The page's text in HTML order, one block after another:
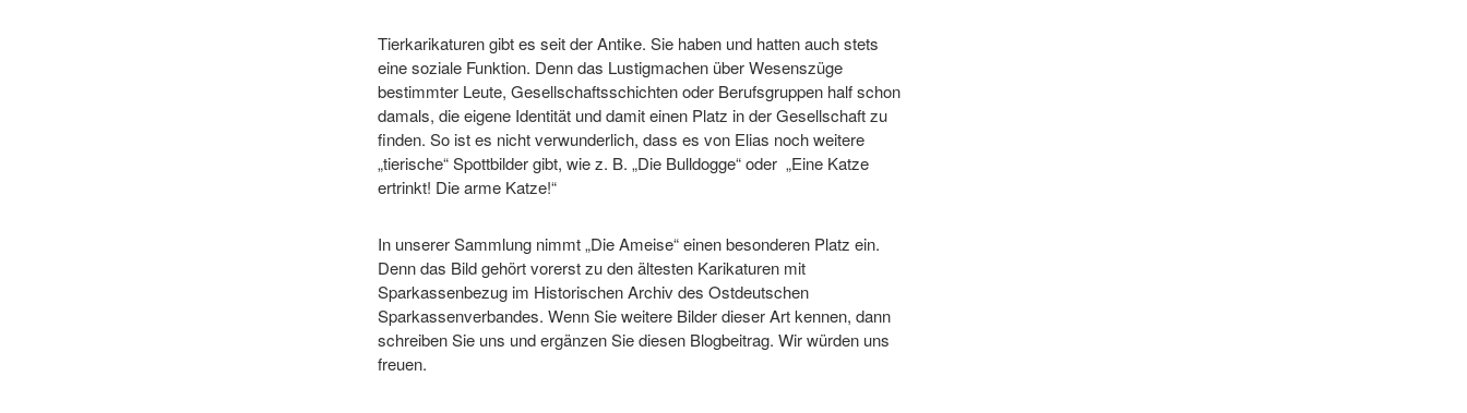
Tierkarikaturen gibt es seit der Antike. Sie haben und hatten auch stets
eine soziale Funktion. Denn das Lustigmachen über Wesenszüge
bestimmter Leute, Gesellschaftsschichten oder Berufsgruppen half schon
damals, die eigene Identität und damit einen Platz in der Gesellschaft zu
finden. So ist es nicht verwunderlich, dass es von Elias noch weitere
„tierische“ Spottbilder gibt, wie z. B. „Die Bulldogge“ oder „Eine Katze
ertrinkt! Die arme Katze!“
In unserer Sammlung nimmt „Die Ameise“ einen besonderen Platz ein.
Denn das Bild gehört vorerst zu den ältesten Karikaturen mit
Sparkassenbezug im Historischen Archiv des Ostdeutschen
Sparkassenverbandes. Wenn Sie weitere Bilder dieser Art kennen, dann
schreiben Sie uns und ergänzen Sie diesen Blogbeitrag. Wir würden uns
freuen.